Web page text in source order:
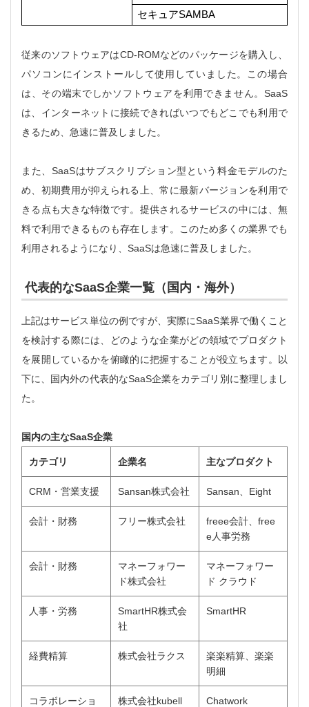
セキュアSAMBA
従来のソフトウェアはCD-ROMなどのパッケージを購入し、
パソコンにインストールして使用していました。この場合
は、その端末でしかソフトウェアを利用できません。SaaS
は、インターネットに接続できればいつでもどこでも利用で
きるため、急速に普及しました。
また、SaaSはサブスクリプション型という料金モデルのた
め、初期費用が抑えられる上、常に最新バージョンを利用で
きる点も大きな特徴です。提供されるサービスの中には、無
料で利用できるものも存在します。このため多くの業界でも
利用されるようになり、SaaSは急速に普及しました。
代表的なSaaS企業一覧（国内・海外）
上記はサービス単位の例ですが、実際にSaaS業界で働くこと
を検討する際には、どのような企業がどの領域でプロダクト
を展開しているかを俯瞰的に把握することが役立ちます。以
下に、国内外の代表的なSaaS企業をカテゴリ別に整理しまし
た。
国内の主なSaaS企業
カテゴリ 企業名 主なプロダクト
CRM・営業支援 Sansan株式会社 Sansan、Eight
会計・財務 フリー株式会社
freee会計、free
e人事労務
会計・財務
マネーフォワー
ド株式会社
マネーフォワー
ド クラウド
人事・労務
SmartHR株式会
社
SmartHR
経費精算 株式会社ラクス
楽楽精算、楽楽
明細
コラボレーショ
株式会社kubell Chatwork